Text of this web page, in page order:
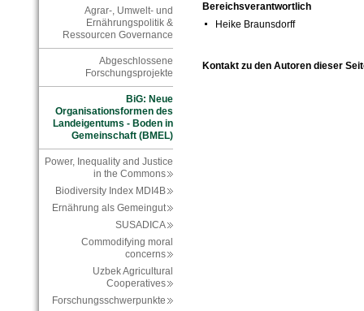
Agrar-, Umwelt- und
Ernährungspolitik &
Ressourcen Governance
Abgeschlossene
Forschungsprojekte
BiG: Neue
Organisationsformen des
Landeigentums - Boden in
Gemeinschaft (BMEL)
Power, Inequality and Justice
in the Commons
Biodiversity Index MDI4B
Ernährung als Gemeingut
SUSADICA
Commodifying moral
concerns
Uzbek Agricultural
Cooperatives
Forschungsschwerpunkte
Bereichsverantwortlich
Heike Braunsdorff
Kontakt zu den Autoren dieser